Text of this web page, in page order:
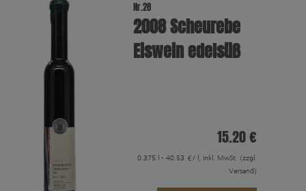
Nr.28
2008 Scheurebe
Eiswein edelsüß
15.20 €
0.375 l - 40.53 €/ l, inkl. MwSt. (zzgl.
Versand)